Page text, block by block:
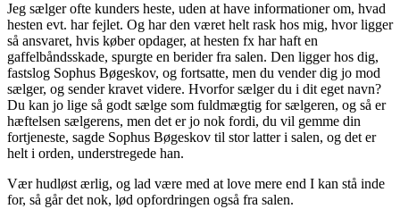
Jeg sælger ofte kunders heste, uden at have informationer om, hvad
hesten evt. har fejlet. Og har den været helt rask hos mig, hvor ligger
så ansvaret, hvis køber opdager, at hesten fx har haft en
gaffelbåndsskade, spurgte en berider fra salen. Den ligger hos dig,
fastslog Sophus Bøgeskov, og fortsatte, men du vender dig jo mod
sælger, og sender kravet videre. Hvorfor sælger du i dit eget navn?
Du kan jo lige så godt sælge som fuldmægtig for sælgeren, og så er
hæftelsen sælgerens, men det er jo nok fordi, du vil gemme din
fortjeneste, sagde Sophus Bøgeskov til stor latter i salen, og det er
helt i orden, understregede han.
Vær hudløst ærlig, og lad være med at love mere end I kan stå inde
for, så går det nok, lød opfordringen også fra salen.